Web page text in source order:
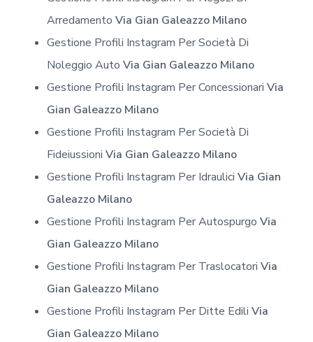
Arredamento Via Gian Galeazzo Milano
Gestione Profili Instagram Per Società Di
Noleggio Auto Via Gian Galeazzo Milano
Gestione Profili Instagram Per Concessionari Via
Gian Galeazzo Milano
Gestione Profili Instagram Per Società Di
Fideiussioni Via Gian Galeazzo Milano
Gestione Profili Instagram Per Idraulici Via Gian
Galeazzo Milano
Gestione Profili Instagram Per Autospurgo Via
Gian Galeazzo Milano
Gestione Profili Instagram Per Traslocatori Via
Gian Galeazzo Milano
Gestione Profili Instagram Per Ditte Edili Via
Gian Galeazzo Milano